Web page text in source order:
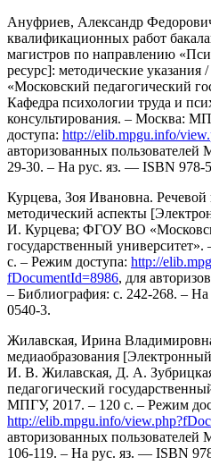
Ануфриев, Александр
квалификационных работ
магистров по направлению
ресурс]: методические
«Московский педагогический
Кафедра психологии труда и
консультирования. – Москва:
доступа: http://elib.mpgu.info/
авторизованных
29-30. – На рус. яз. — ISBN 978-
Курцева, Зоя Ивановна.
методический аспекты
И. Курцева; ФГОУ ВО
государственный
с. – Режим доступа: http://
fDocumentId=8986, для
– Библиография: с. 242-268. –
0540-3.
Жилавская, Ирина
медиаобразования
И. В. Жилавская, Д. А.
педагогический
МПГУ, 2017. – 120 с. – Режим
http://elib.mpgu.info/
авторизованных
106-119. – На рус. яз. — ISBN